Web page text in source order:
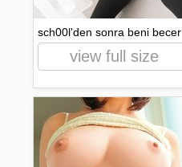
sch00l'den sonra beni becer
view full size